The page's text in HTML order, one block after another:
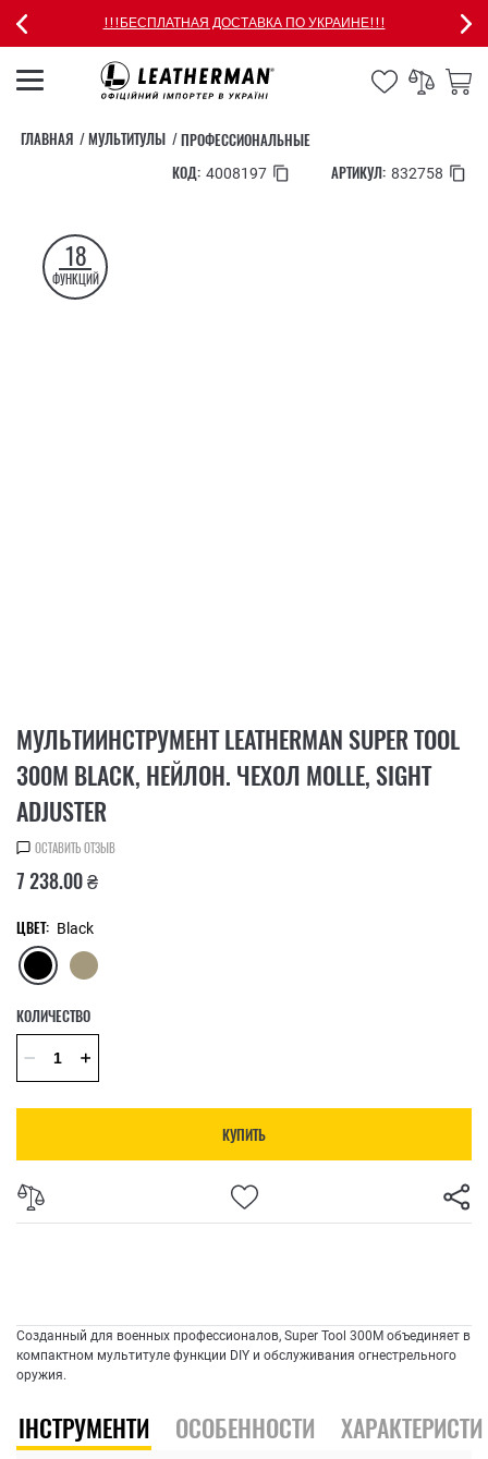
!!!БЕСПЛАТНАЯ ДОСТАВКА ПО УКРАИНЕ!!!
ГЛАВНАЯ МУЛЬТИТУЛЫ
ПРОФЕССИОНАЛЬНЫЕ
КОД: 4008197 АРТИКУЛ: 832758
18
ФУНКЦИЙ
МУЛЬТИИНСТРУМЕНТ LEATHERMAN SUPER TOOL
300M BLACK, НЕЙЛОН. ЧЕХОЛ MOLLE, SIGHT
ADJUSTER
ОСТАВИТЬ ОТЗЫВ
7 238.00 ₴
ЦВЕТ: Black
КОЛИЧЕСТВО
КУПИТЬ
Созданный для военных профессионалов, Super Tool 300M объединяет в
компактном мультитуле функции DIY и обслуживания огнестрельного
оружия.
ІНСТРУМЕНТИ ОСОБЕННОСТИ